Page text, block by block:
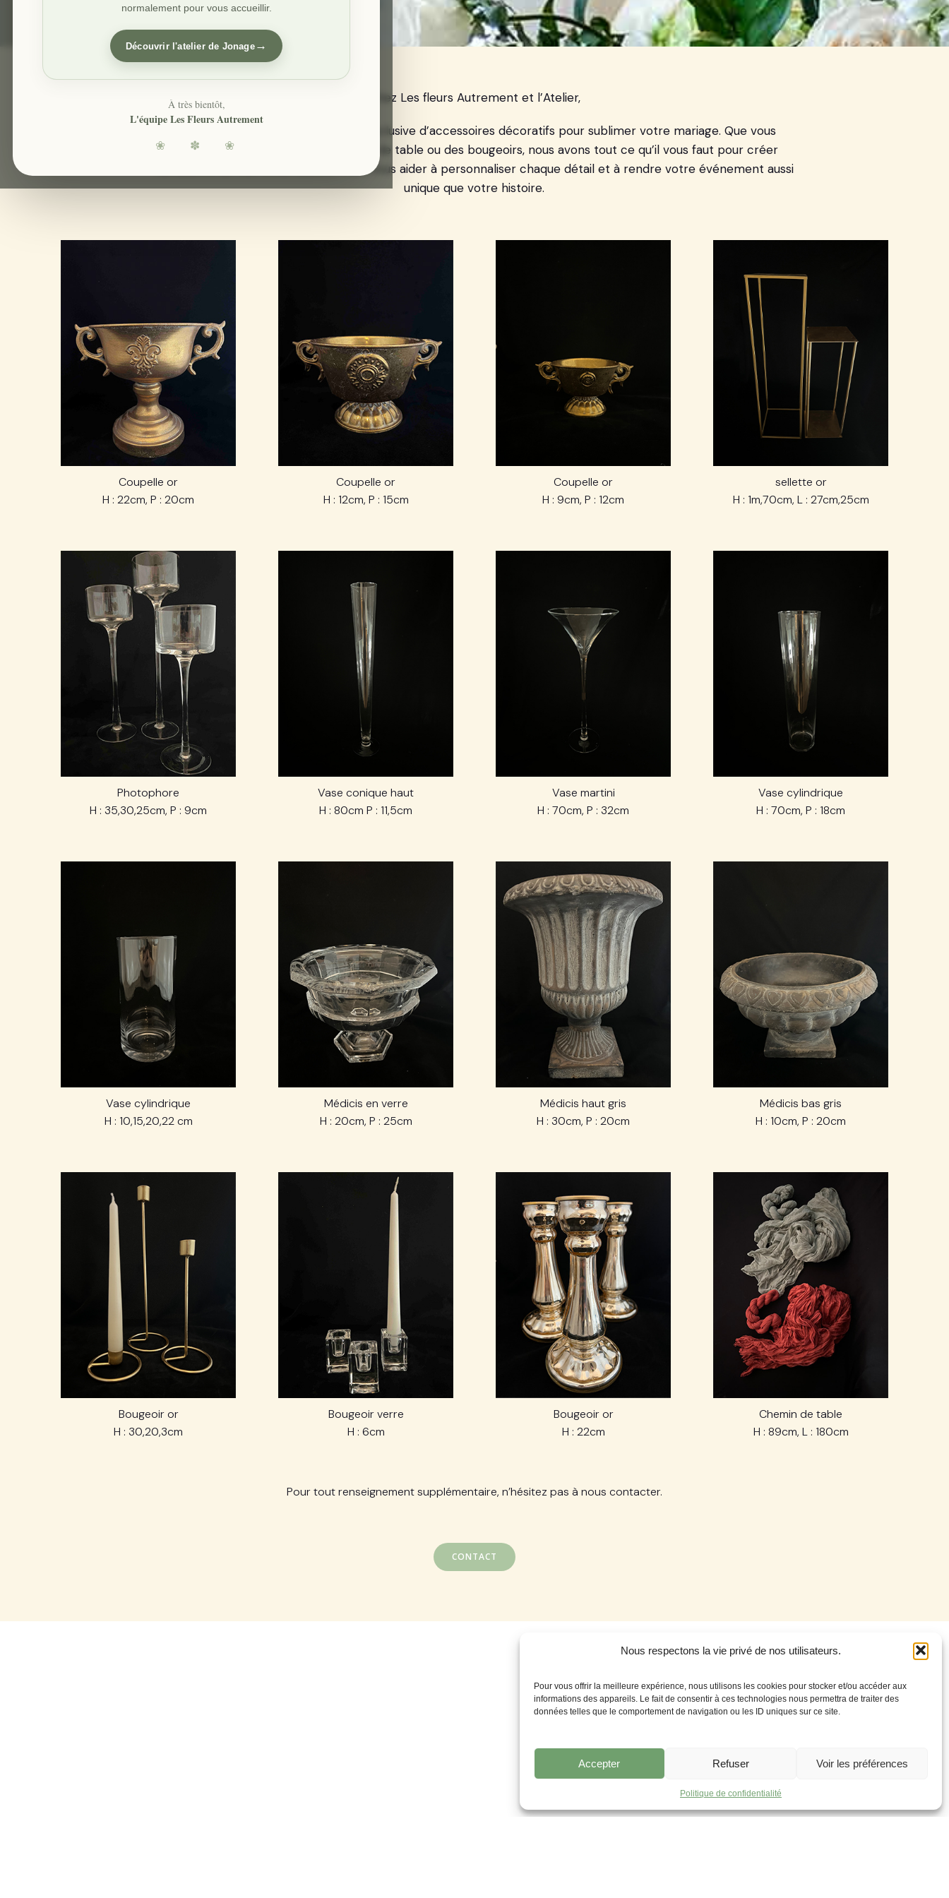
Nous respectons la vie privé de nos utilisateurs.
Pour vous offrir la meilleure expérience, nous utilisons les cookies pour stocker et/ou accéder aux
informations des appareils. Le fait de consentir à ces technologies nous permettra de traiter des
données telles que le comportement de navigation ou les ID uniques sur ce site.
Accepter Refuser Voir les préférences
Politique de confidentialité
normalement pour vous accueillir.
Découvrir l'atelier de Jonage→
À très bientôt,
L'équipe Les Fleurs Autrement
❀ ✽ ❀
Chez Les fleurs Autrement et l’Atelier,
nous vous proposons une gamme exclusive d’accessoires décoratifs pour sublimer votre mariage. Que vous
recherchiez des vases, des numéros de table ou des bougeoirs, nous avons tout ce qu’il vous faut pour créer
l’ambiance de vos rêves. Laissez-nous vous aider à personnaliser chaque détail et à rendre votre événement aussi
unique que votre histoire.
Coupelle or
H : 22cm, P : 20cm
Coupelle or
H : 12cm, P : 15cm
Coupelle or
H : 9cm, P : 12cm
sellette or
H : 1m,70cm, L : 27cm,25cm
Photophore
H : 35,30,25cm, P : 9cm
Vase conique haut
H : 80cm P : 11,5cm
Vase martini
H : 70cm, P : 32cm
Vase cylindrique
H : 70cm, P : 18cm
Vase cylindrique
H : 10,15,20,22 cm
Médicis en verre
H : 20cm, P : 25cm
Médicis haut gris
H : 30cm, P : 20cm
Médicis bas gris
H : 10cm, P : 20cm
Bougeoir or
H : 30,20,3cm
Bougeoir verre
H : 6cm
Bougeoir or
H : 22cm
Chemin de table
H : 89cm, L : 180cm
Pour tout renseignement supplémentaire, n’hésitez pas à nous contacter.
CONTACT